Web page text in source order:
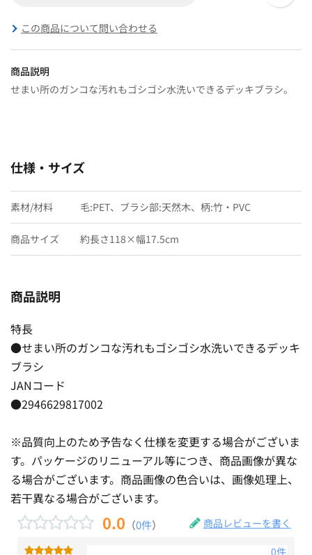
この商品について問い合わせる
商品説明
せまい所のガンコな汚れもゴシゴシ水洗いできるデッキブラシ。
仕様・サイズ
素材/材料 毛:PET、ブラシ部:天然木、柄:竹・PVC
商品サイズ 約長さ118×幅17.5cm
商品説明
特長
●せまい所のガンコな汚れもゴシゴシ水洗いできるデッキ
ブラシ
JANコード
●2946629817002
※品質向上のため予告なく仕様を変更する場合がございま
す。パッケージのリニューアル等につき、商品画像が異な
る場合がございます。商品画像の色合いは、画像処理上、
若干異なる場合がございます。
0.0 （0件） 商品レビューを書く
0件